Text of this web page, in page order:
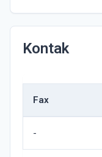
Kontak
Fax
-